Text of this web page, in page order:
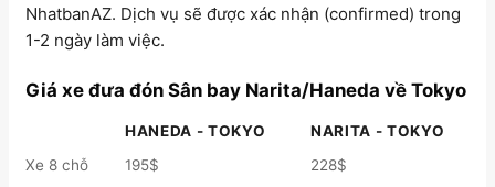
NhatbanAZ. Dịch vụ sẽ được xác nhận (confirmed) trong
1-2 ngày làm việc.
Giá xe đưa đón Sân bay Narita/Haneda về Tokyo
HANEDA - TOKYO
NARITA - TOKYO
Xe 8 chỗ
195$ 228$